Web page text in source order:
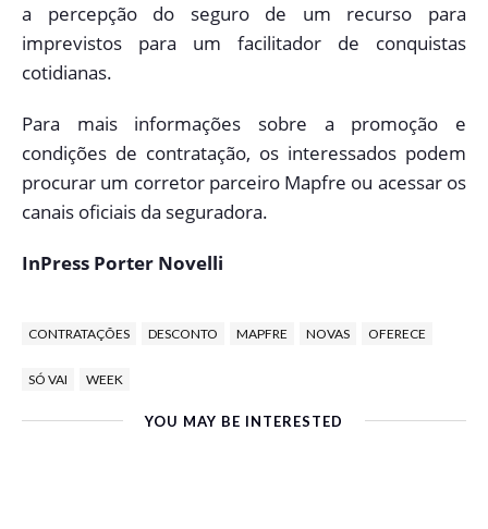
a percepção do seguro de um recurso para
imprevistos para um facilitador de conquistas
cotidianas.
Para mais informações sobre a promoção e
condições de contratação, os interessados podem
procurar um corretor parceiro Mapfre ou acessar os
canais oficiais da seguradora.
InPress Porter Novelli
CONTRATAÇÕES DESCONTO MAPFRE NOVAS OFERECE
SÓ VAI WEEK
YOU MAY BE INTERESTED